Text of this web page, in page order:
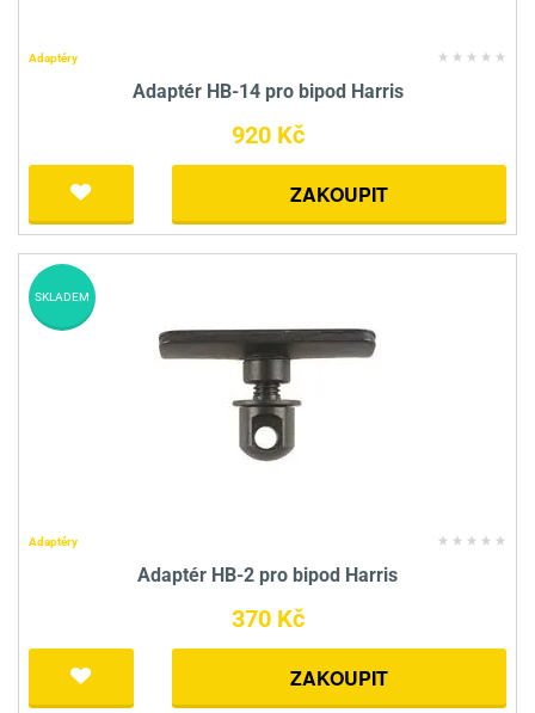
Adaptéry
Adaptér HB-14 pro bipod Harris
920 Kč
ZAKOUPIT
Adaptéry
Adaptér HB-2 pro bipod Harris
370 Kč
ZAKOUPIT
SKLADEM